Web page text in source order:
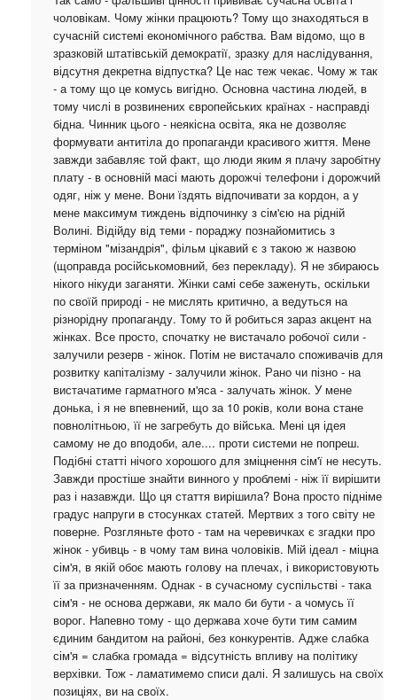
чоловікам. Чому жінки працюють? Тому що знаходяться в
сучасній системі економічного рабства. Вам відомо, що в
зразковій штатівській демократії, зразку для наслідування,
відсутня декретна відпустка? Це нас теж чекає. Чому ж так
- а тому що це комусь вигідно. Основна частина людей, в
тому числі в розвинених європейських країнах - насправді
бідна. Чинник цього - неякісна освіта, яка не дозволяє
формувати антитіла до пропаганди красивого життя. Мене
завжди забавляє той факт, що люди яким я плачу заробітну
плату - в основній масі мають дорожчі телефони і дорожчий
одяг, ніж у мене. Вони їздять відпочивати за кордон, а у
мене максимум тиждень відпочинку з сім'єю на рідній
Волині. Відійду від теми - пораджу познайомитись з
терміном "мізандрія", фільм цікавий є з такою ж назвою
(щоправда російськомовний, без перекладу). Я не збираюсь
нікого нікуди заганяти. Жінки самі себе заженуть, оскільки
по своїй природі - не мислять критично, а ведуться на
різнорідну пропаганду. Тому то й робиться зараз акцент на
жінках. Все просто, спочатку не вистачало робочої сили -
залучили резерв - жінок. Потім не вистачало споживачів для
розвитку капіталізму - залучили жінок. Рано чи пізно - на
вистачатиме гарматного м'яса - залучать жінок. У мене
донька, і я не впевнений, що за 10 років, коли вона стане
повнолітньою, її не загребуть до війська. Мені ця ідея
самому не до вподоби, але.... проти системи не попреш.
Подібні статті нічого хорошого для зміцнення сім'ї не несуть.
Завжди простіше знайти винного у проблемі - ніж її вирішити
раз і назавжди. Що ця стаття вирішила? Вона просто підніме
градус напруги в стосунках статей. Мертвих з того світу не
поверне. Розгляньте фото - там на черевичках є згадки про
жінок - убивць - в чому там вина чоловіків. Мій ідеал - міцна
сім'я, в якій обоє мають голову на плечах, і використовують
її за призначенням. Однак - в сучасному суспільстві - така
сім'я - не основа держави, як мало би бути - а чомусь її
ворог. Напевно тому - що держава хоче бути тим самим
єдиним бандитом на районі, без конкурентів. Адже слабка
сім'я = слабка громада = відсутність впливу на політику
верхівки. Тож - ламатимемо списи далі. Я залишусь на своїх
позиціях, ви на своїх.